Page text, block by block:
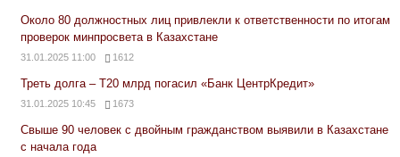
Около 80 должностных лиц привлекли к ответственности по итогам
проверок минпросвета в Казахстане
31.01.2025 11:00 1612
Треть долга – Т20 млрд погасил «Банк ЦентрКредит»
31.01.2025 10:45 1673
Свыше 90 человек с двойным гражданством выявили в Казахстане
с начала года